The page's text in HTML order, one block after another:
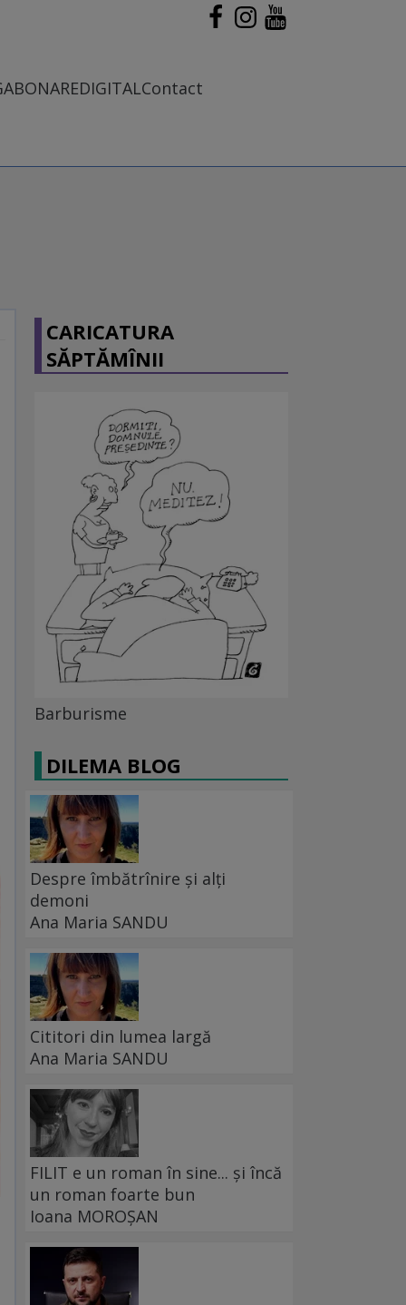
ABONAREDIGITALContact
CARICATURA
SĂPTĂMÎNII
Barburisme
DILEMA BLOG
Despre îmbătrînire și alți
demoni
Ana Maria SANDU
Cititori din lumea largă
Ana Maria SANDU
FILIT e un roman în sine... și încă
un roman foarte bun
Ioana MOROȘAN